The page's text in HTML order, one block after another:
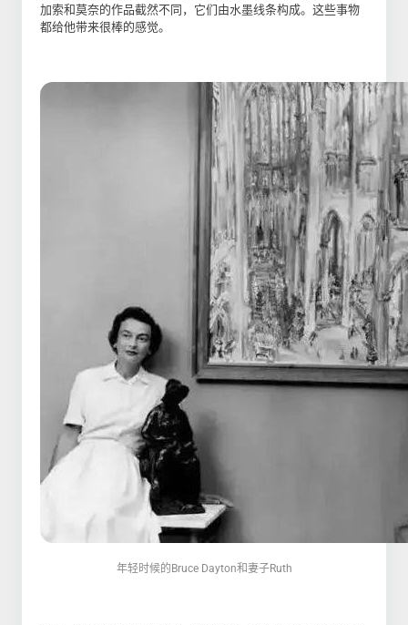
加索和莫奈的作品截然不同，它们由水墨线条构成。这些事物
都给他带来很棒的感觉。
年轻时候的Bruce Dayton和妻子Ruth